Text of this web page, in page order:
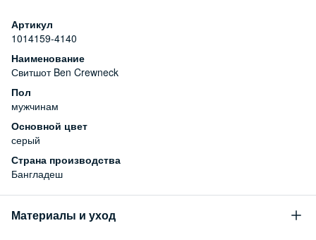
Артикул
1014159-4140
Наименование
Свитшот Ben Crewneck
Пол
мужчинам
Основной цвет
серый
Страна производства
Бангладеш
Материалы и уход